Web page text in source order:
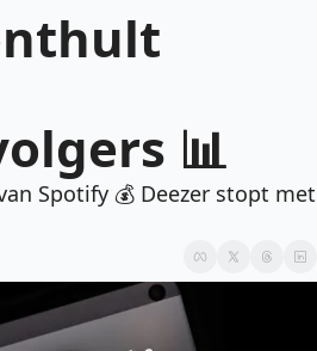
📊
Spotify 💰 Deezer stopt met